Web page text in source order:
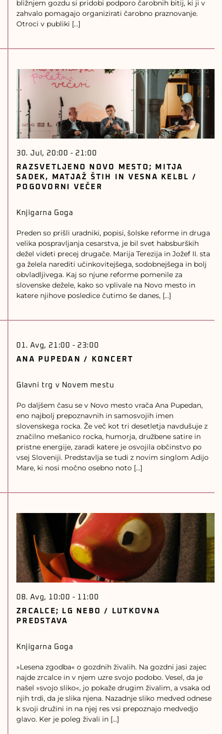
bližnjem gozdu si pridobi podporo čarobnih bitij, ki ji v
zahvalo pomagajo organizirati čarobno praznovanje.
Otroci v publiki […]
RAZSVETLJENO NOVO MESTO; MITJA
SADEK, MATJAŽ ŠTIH IN VESNA KELBL /
POGOVORNI VEČER
30. Jul, 20:00 - 21:00
Knjigarna Goga
Preden so prišli uradniki, popisi, šolske reforme in druga
velika pospravljanja cesarstva, je bil svet habsburških
dežel videti precej drugače. Marija Terezija in Jožef II. sta
ga želela narediti učinkovitejšega, sodobnejšega in bolj
obvladljivega. Kaj so njune reforme pomenile za
slovenske dežele, kako so vplivale na Novo mesto in
katere njihove posledice čutimo še danes, […]
ANA PUPEDAN / KONCERT
01. Avg, 21:00 - 23:00
Glavni trg v Novem mestu
Po daljšem času se v Novo mesto vrača Ana Pupedan,
eno najbolj prepoznavnih in samosvojih imen
slovenskega rocka. Že več kot tri desetletja navdušuje z
značilno mešanico rocka, humorja, družbene satire in
pristne energije, zaradi katere je osvojila občinstvo po
vsej Sloveniji. Predstavlja se tudi z novim singlom Adijo
Mare, ki nosi močno osebno noto […]
ZRCALCE; LG NEBO / LUTKOVNA
PREDSTAVA
08. Avg, 10:00 - 11:00
Knjigarna Goga
»Lesena zgodba« o gozdnih živalih. Na gozdni jasi zajec
najde zrcalce in v njem uzre svojo podobo. Vesel, da je
našel »svojo sliko«, jo pokaže drugim živalim, a vsaka od
njih trdi, da je slika njena. Nazadnje sliko medved odnese
k svoji družini in na njej res vsi prepoznajo medvedjo
glavo. Ker je poleg živali in […]